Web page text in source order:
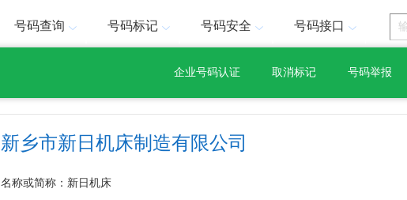
号码查询 号码标记 号码安全 号码接口
企业号码认证 取消标记 号码举报
新乡市新日机床制造有限公司
名称或简称：新日机床